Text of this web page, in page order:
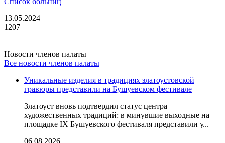
13.05.2024
1207
Новости членов палаты
Все новости членов палаты
Уникальные изделия в традициях златоустовской
гравюры представили на Бушуевском фестивале
Златоуст вновь подтвердил статус центра
художественных традиций: в минувшие выходные на
площадке IX Бушуевского фестиваля представили у...
06.08.2026